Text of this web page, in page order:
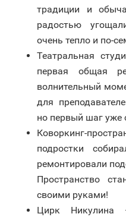
традиции и
радостью
очень тепло и по-
Театральная
первая общая
волнительный
для
но первый шаг уже
Коворкинг-
подростки
ремонтировали
Пространство
своими руками!
Цирк